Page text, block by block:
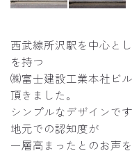
西武線所沢駅を中心と
を持つ
㈱富士建設工業本社ビ
頂きました。
シンプルなデザインで
地元での認知度が
一層高まったとのお声を